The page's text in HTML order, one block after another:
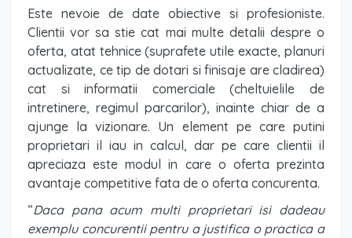
Este nevoie de date obiective si profesioniste.
Clientii vor sa stie cat mai multe detalii despre o
oferta, atat tehnice (suprafete utile exacte, planuri
actualizate, ce tip de dotari si finisaje are cladirea)
cat si informatii comerciale (cheltuielile de
intretinere, regimul parcarilor), inainte chiar de a
ajunge la vizionare. Un element pe care putini
proprietari il iau in calcul, dar pe care clientii il
apreciaza este modul in care o oferta prezinta
avantaje competitive fata de o oferta concurenta.
“Daca pana acum multi proprietari isi dadeau
exemplu concurentii pentru a justifica o practica a